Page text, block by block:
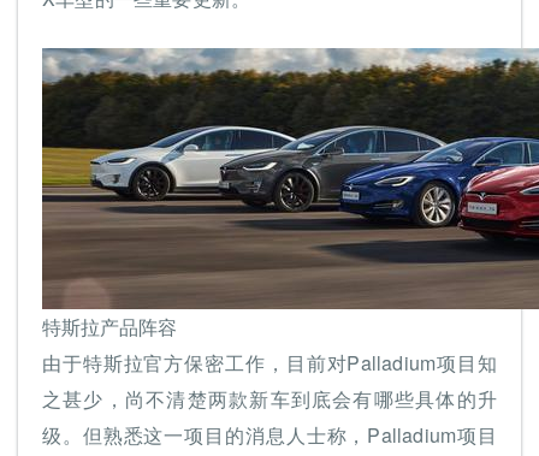
特斯拉产品阵容
由于特斯拉官方保密工作，目前对Palladium项目知
之甚少，尚不清楚两款新车到底会有哪些具体的升
级。但熟悉这一项目的消息人士称，Palladium项目